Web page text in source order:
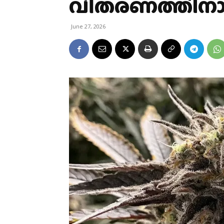
June 27, 2026